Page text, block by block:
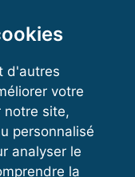
d'autres
votre
notre site,
personnalisé
analyser le
la